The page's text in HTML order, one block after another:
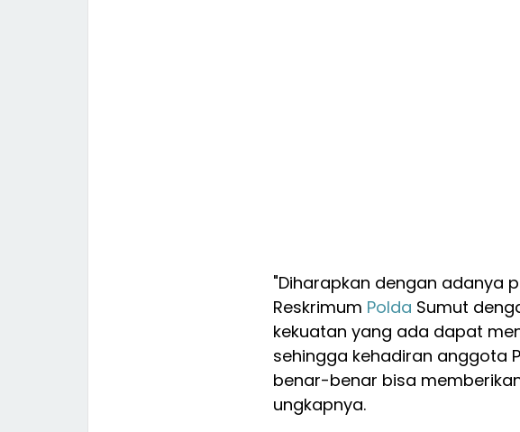
"Diharapkan dengan adanya
Reskrimum Polda Sumut
kekuatan yang ada dapat
sehingga kehadiran anggota
benar-benar bisa
ungkapnya.